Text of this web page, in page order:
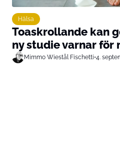
Hälsa
Toaskrollande kan
ny studie varnar för
Mimmo Wiestål Fischetti•4.